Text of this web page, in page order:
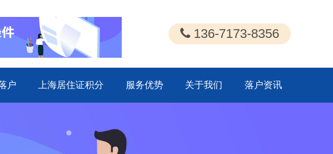
136-7173-8356
户 上海居住证积分 服务优势 关于我们 落户资讯